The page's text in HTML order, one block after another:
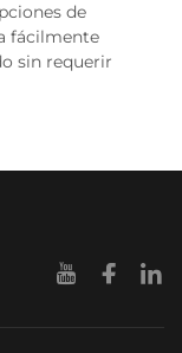
de
fácilmente
sin requerir